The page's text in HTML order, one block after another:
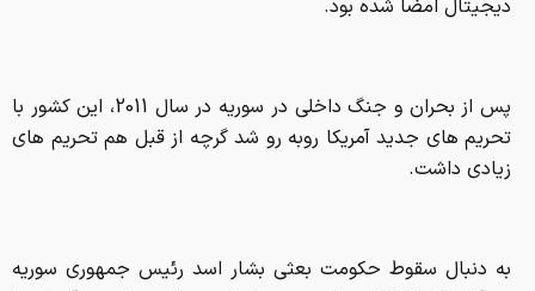
دیجیتال امضا شده بود.
پس از بحران و جنگ داخلی در سوریه در سال 2011، این کشور با
تحریم های جدید آمریکا روبه رو شد گرچه از قبل هم تحریم های
زیادی داشت.
به دنبال سقوط حکومت بعثی بشار اسد رئیس جمهوری سوریه